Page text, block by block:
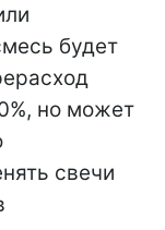
будет
но может
свечи